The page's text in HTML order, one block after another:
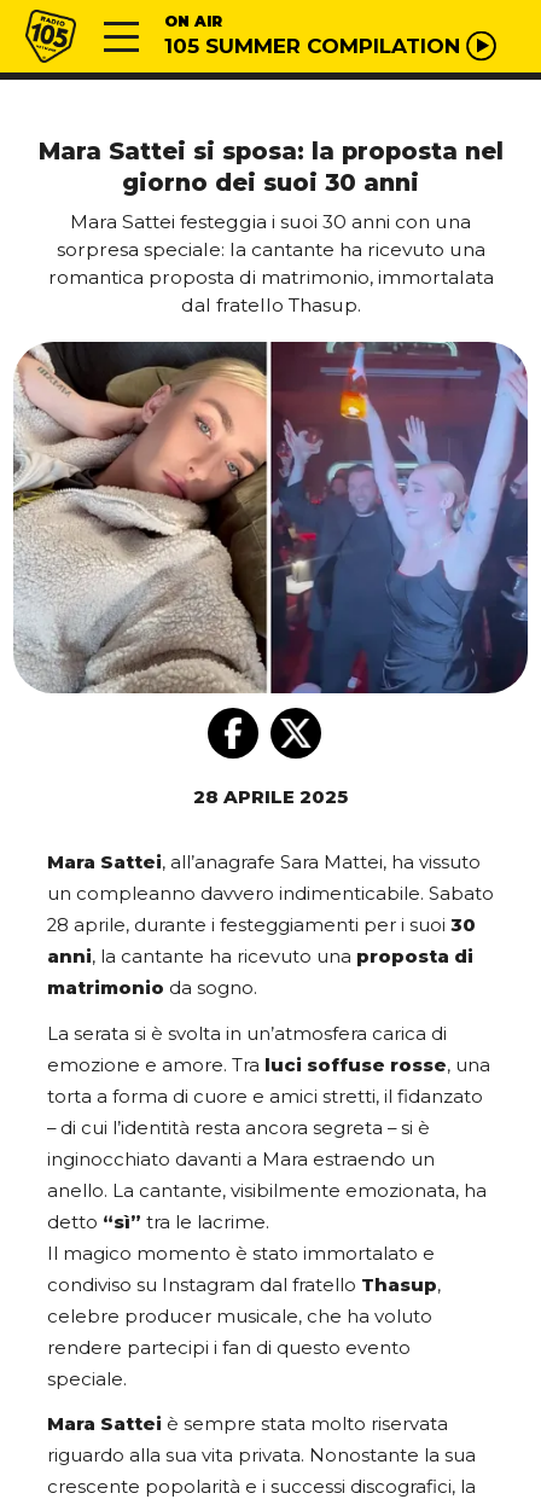
Vai al contenuto
Radio 105 ON AIR
105 SUMMER COMPILATION
Mara Sattei si sposa: la proposta nel
giorno dei suoi 30 anni
Mara Sattei festeggia i suoi 30 anni con una
sorpresa speciale: la cantante ha ricevuto una
romantica proposta di matrimonio, immortalata
dal fratello Thasup.
28 APRILE 2025
Mara Sattei, all’anagrafe Sara Mattei, ha vissuto
un compleanno davvero indimenticabile. Sabato
28 aprile, durante i festeggiamenti per i suoi 30
anni, la cantante ha ricevuto una proposta di
matrimonio da sogno.
La serata si è svolta in un’atmosfera carica di
emozione e amore. Tra luci soffuse rosse, una
torta a forma di cuore e amici stretti, il fidanzato
– di cui l’identità resta ancora segreta – si è
inginocchiato davanti a Mara estraendo un
anello. La cantante, visibilmente emozionata, ha
detto “sì” tra le lacrime.
Il magico momento è stato immortalato e
condiviso su Instagram dal fratello Thasup,
celebre producer musicale, che ha voluto
rendere partecipi i fan di questo evento
speciale.
Mara Sattei è sempre stata molto riservata
riguardo alla sua vita privata. Nonostante la sua
crescente popolarità e i successi discografici, la